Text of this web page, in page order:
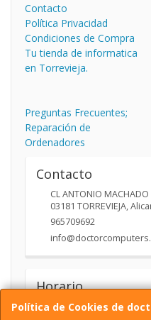
Política de Cookies de
Contacto
Política Privacidad
Condiciones de Compra
Tu tienda de informatica
en Torrevieja.
Preguntas Frecuentes;
Reparación de
Ordenadores
Contacto
CL ANTONIO MACHADO
03181 TORREVIEJA,
965709692
Horario
10:00- 14:00 17:30 -19:30